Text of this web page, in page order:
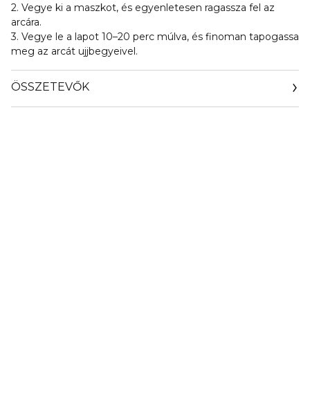
2. Vegye ki a maszkot, és egyenletesen ragassza fel az
arcára.
3. Vegye le a lapot 10–20 perc múlva, és finoman tapogassa
meg az arcát ujjbegyeivel.
ÖSSZETEVŐK